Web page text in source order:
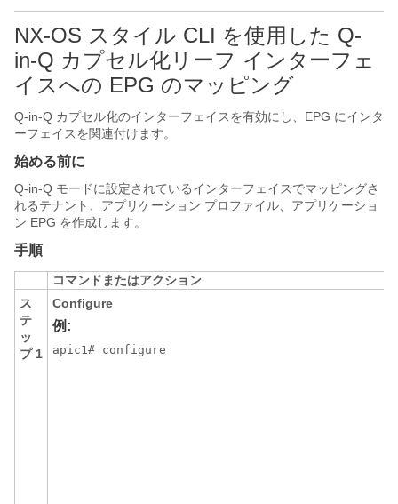
NX-OS スタイル CLI を使用した Q-
in-Q カプセル化リーフ インターフェ
イスへの EPG のマッピング
Q-in-Q カプセル化のインターフェイスを有効にし、EPG にインタ
ーフェイスを関連付けます。
始める前に
Q-in-Q モードに設定されているインターフェイスでマッピングさ
れるテナント、アプリケーション プロファイル、アプリケーショ
ン EPG を作成します。
手順
コマンドまたはアクション
ス
テ
ッ
プ 1
Configure
例:
apic1# configure